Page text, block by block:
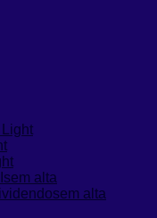
em alta
em alta